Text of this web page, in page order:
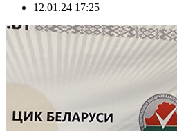
12.01.24 17:25